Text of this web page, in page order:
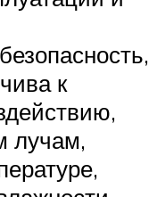
к
лучам,